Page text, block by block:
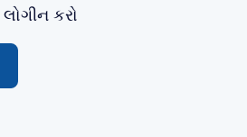
કરો